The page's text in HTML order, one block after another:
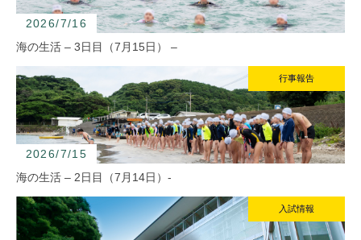
2026/7/16
海の生活 – 3日目（7月15日） –
行事報告
2026/7/15
海の生活 – 2日目（7月14日）-
入試情報